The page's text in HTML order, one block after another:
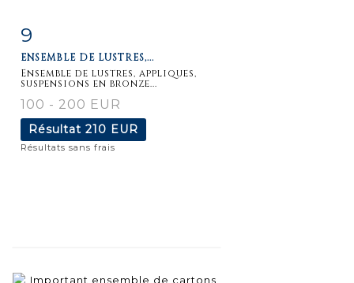
détaillée
9
ENSEMBLE DE LUSTRES,...
Ensemble de lustres, appliques,
suspensions en bronze...
100 - 200 EUR
Résultat 210 EUR
Résultats sans frais